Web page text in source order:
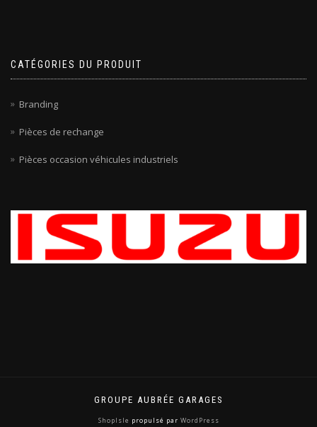
CATÉGORIES DU PRODUIT
Branding
Pièces de rechange
Pièces occasion véhicules industriels
GROUPE AUBRÉE GARAGES
ShopIsle propulsé par WordPress